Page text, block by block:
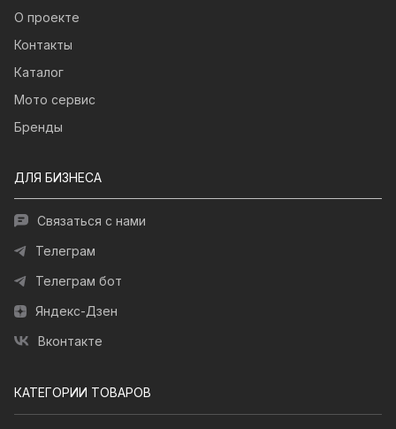
О проекте
Контакты
Каталог
Мото сервис
Бренды
ДЛЯ БИЗНЕСА
Связаться с нами
Телеграм
Телеграм бот
Яндекс-Дзен
Вконтакте
КАТЕГОРИИ ТОВАРОВ